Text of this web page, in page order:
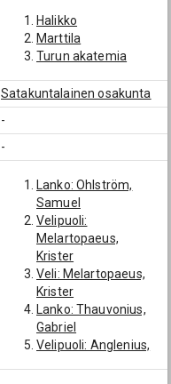
Halikko
Marttila
Turun akatemia
Satakuntalainen osakunta
-
-
Lanko: Ohlström,
Samuel
Velipuoli:
Melartopaeus,
Krister
Veli: Melartopaeus,
Krister
Lanko: Thauvonius,
Gabriel
Velipuoli: Anglenius,